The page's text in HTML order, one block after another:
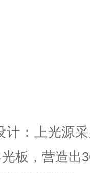
：上光源
板，营造出